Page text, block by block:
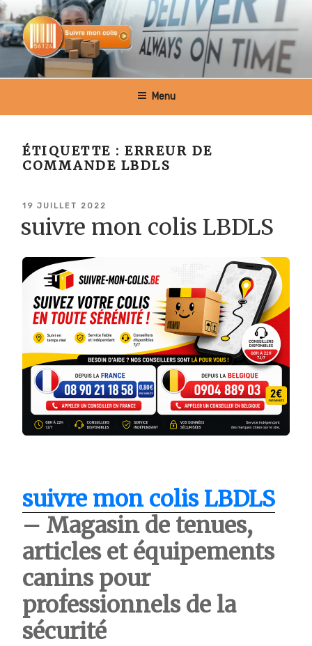
Aller
au
contenu
principal
SUIVRE MON COLIS BELGIQUE
Menu
ÉTIQUETTE :ERREUR DE
COMMANDE LBDLS
PUBLIÉ
19 JUILLET 2022
suivre mon colis LBDLS
suivre mon colis LBDLS
– Magasin de tenues,
articles et équipements
canins pour
professionnels de la
sécurité